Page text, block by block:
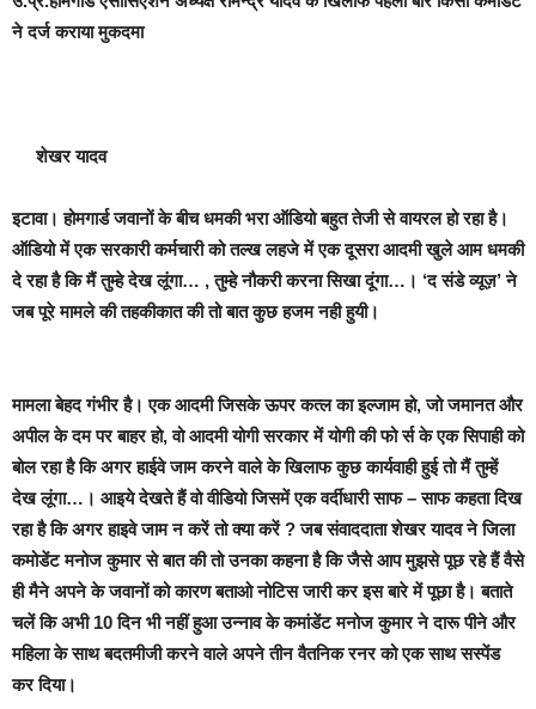
ने दर्ज कराया मुकदमा
शेखर यादव
इटावा। होमगार्डजवानों के बीच धमकी भरा ऑडियो बहुत तेजी से वायरल हो रहा है।
ऑडियो मेंएक सरकारी कर्मचारी को तल्ख लहजे में एक दूसरा आदमी खुले आम धमकी
दे रहा है कि मैं तुम्हे देख लूंगा… , तुम्हे नौकरी करना सिखा दूंगा… । ‘द संडे व्यूज़’ ने
जब पूरे मामले की तहकीकात की तो बात कुछ हजम नही हुयी।
मामला बेहद गंभीर है। एक आदमी जिसके ऊपर कत्ल का इल्जाम हो, जो जमानत और
अपील के दम पर बाहर हो, वो आदमी योगी सरकार में योगी की फो र्स के एक सिपाही को
बोल रहा है कि अगर हाईवे जाम करने वाले के खिलाफ कुछ कार्यवाही हुई तो मैं तुम्हें
देख लूंगा…। आइये देखते हैं वोवीडियो जिसमें एक वर्दीधारी साफ – साफ कहता दिख
रहा है कि अगर हाइवे जाम न करें तो क्या करें ?जब संवाददाताशेखर यादव ने जिला
कमोडेंट मनोज कुमार से बात की तो उनका कहना है कि जैसे आप मुझसे पूछ रहे हैं वैसे
ही मैने अपने के जवानों को कारण बताओ नोटिस जारी कर इस बारे में पूछा है। बताते
चलें कि अभी 10 दिन भी नहीं हुआ उन्नाव के कमांडेंट मनोज कुमार ने दारू पीने और
महिला के साथ बदतमीजी करने वाले अपने तीन वैतनिक रनर को एक साथ सस्पेंड
कर दिया।